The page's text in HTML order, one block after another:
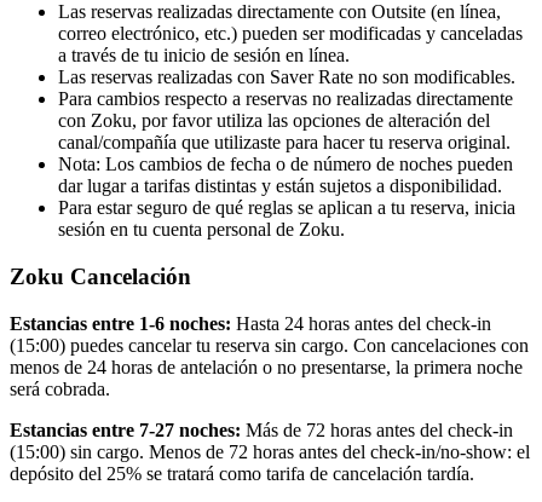
Las reservas realizadas directamente con Outsite (en línea,
correo electrónico, etc.) pueden ser modificadas y canceladas
a través de tu inicio de sesión en línea.
Las reservas realizadas con Saver Rate no son modificables.
Para cambios respecto a reservas no realizadas directamente
con Zoku, por favor utiliza las opciones de alteración del
canal/compañía que utilizaste para hacer tu reserva original.
Nota: Los cambios de fecha o de número de noches pueden
dar lugar a tarifas distintas y están sujetos a disponibilidad.
Para estar seguro de qué reglas se aplican a tu reserva, inicia
sesión en tu cuenta personal de Zoku.
Zoku Cancelación
Estancias entre 1-6 noches: Hasta 24 horas antes del check-in
(15:00) puedes cancelar tu reserva sin cargo. Con cancelaciones con
menos de 24 horas de antelación o no presentarse, la primera noche
será cobrada.
Estancias entre 7-27 noches: Más de 72 horas antes del check-in
(15:00) sin cargo. Menos de 72 horas antes del check-in/no-show: el
depósito del 25% se tratará como tarifa de cancelación tardía.